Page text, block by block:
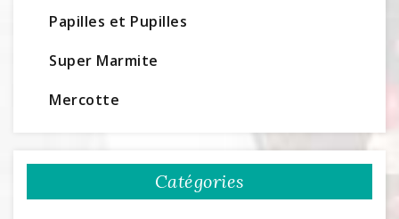
Papilles et Pupilles
Super Marmite
Mercotte
Catégories